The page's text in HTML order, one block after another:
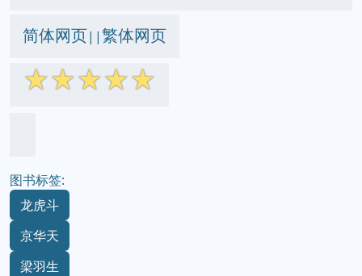
简体网页||繁体网页
☆☆☆☆☆
图书标签:
龙虎斗
京华天
梁羽生